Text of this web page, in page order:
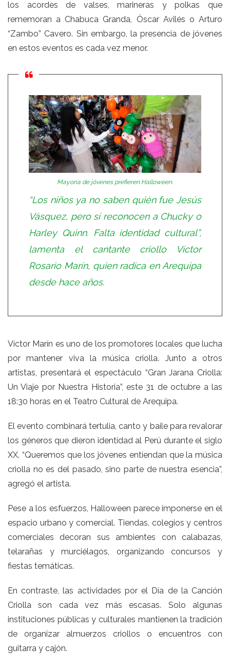
los acordes de valses, marineras y polkas que
rememoran a Chabuca Granda, Óscar Avilés o Arturo
“Zambo” Cavero. Sin embargo, la presencia de jóvenes
en estos eventos es cada vez menor.
Mayoría de jóvenes prefieren Halloween.
“Los niños ya no saben quién fue Jesús
Vásquez, pero sí reconocen a Chucky o
Harley Quinn. Falta identidad cultural”,
lamenta el cantante criollo Víctor
Rosario Marín, quien radica en Arequipa
desde hace años.
Víctor Marín es uno de los promotores locales que lucha
por mantener viva la música criolla. Junto a otros
artistas, presentará el espectáculo “Gran Jarana Criolla:
Un Viaje por Nuestra Historia”, este 31 de octubre a las
18:30 horas en el Teatro Cultural de Arequipa.
El evento combinará tertulia, canto y baile para revalorar
los géneros que dieron identidad al Perú durante el siglo
XX. “Queremos que los jóvenes entiendan que la música
criolla no es del pasado, sino parte de nuestra esencia”,
agregó el artista.
Pese a los esfuerzos, Halloween parece imponerse en el
espacio urbano y comercial. Tiendas, colegios y centros
comerciales decoran sus ambientes con calabazas,
telarañas y murciélagos, organizando concursos y
fiestas temáticas.
En contraste, las actividades por el Día de la Canción
Criolla son cada vez más escasas. Solo algunas
instituciones públicas y culturales mantienen la tradición
de organizar almuerzos criollos o encuentros con
guitarra y cajón.